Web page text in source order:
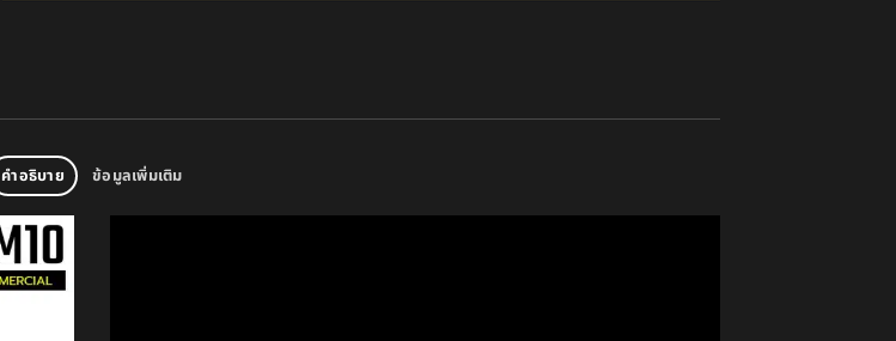
คำอธิบาย ข้อมูลเพิ่มเติม